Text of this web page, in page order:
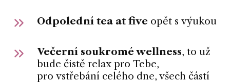
Odpolední tea at five opět s výukou
Večerní soukromé wellness, to už
bude čistě relax pro Tebe,
pro vstřebání celého dne, všech částí